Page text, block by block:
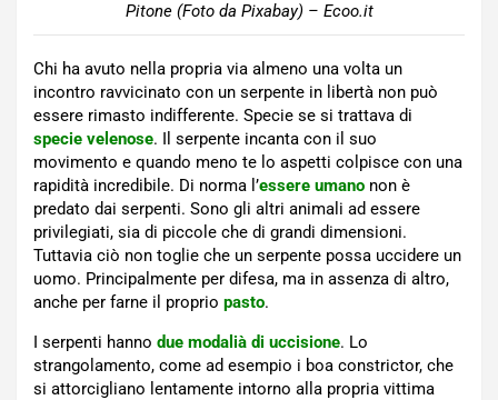
Pitone (Foto da Pixabay) – Ecoo.it
Chi ha avuto nella propria via almeno una volta un
incontro ravvicinato con un serpente in libertà non può
essere rimasto indifferente. Specie se si trattava di
specie velenose. Il serpente incanta con il suo
movimento e quando meno te lo aspetti colpisce con una
rapidità incredibile. Di norma l’essere umano non è
predato dai serpenti. Sono gli altri animali ad essere
privilegiati, sia di piccole che di grandi dimensioni.
Tuttavia ciò non toglie che un serpente possa uccidere un
uomo. Principalmente per difesa, ma in assenza di altro,
anche per farne il proprio pasto.
I serpenti hanno due modalià di uccisione. Lo
strangolamento, come ad esempio i boa constrictor, che
si attorcigliano lentamente intorno alla propria vittima